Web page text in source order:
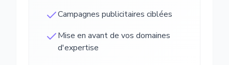
Campagnes publicitaires ciblées
Mise en avant de vos domaines
d'expertise